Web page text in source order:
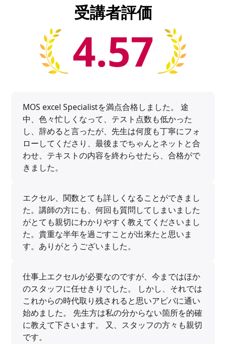
受講者評価
4.57
MOS excel Specialistを満点合格しました。 途
中、色々忙しくなって、テスト点数も低かった
し、辞めると言ったが、先生は何度も丁寧にフォ
ローしてくださり、最後までちゃんとネットと合
わせ、テキストの内容を終わらせたら、合格がで
きました。
エクセル、関数とても詳しくなることができまし
た。講師の方にも、何回も質問してしまいました
がとても親切にわかりやすく教えてくださいまし
た。貴重な半年を過ごすことが出来たと思いま
す。ありがとうございました。
仕事上エクセルが必要なのですが、今まではほか
のスタッフに任せきりでした。 しかし、それでは
これからの時代取り残されると思いアビバに通い
始めました。 先生方は私の分からない箇所を的確
に教えて下さいます。 又、スタッフの方々も親切
です。